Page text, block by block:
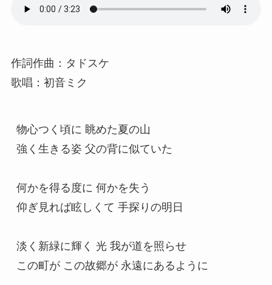
作詞作曲：タドスケ
歌唱：初音ミク
物心つく頃に 眺めた夏の山
強く生きる姿 父の背に似ていた
何かを得る度に 何かを失う
仰ぎ見れば眩しくて 手探りの明日
淡く新緑に輝く 光 我が道を照らせ
この町が この故郷が 永遠にあるように